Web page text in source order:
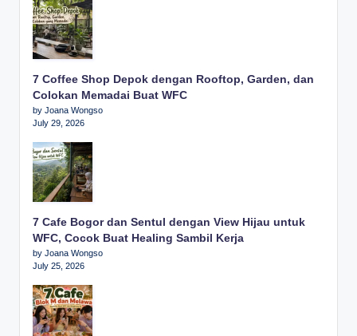
7 Coffee Shop Depok dengan Rooftop, Garden, dan
Colokan Memadai Buat WFC
by Joana Wongso
July 29, 2026
7 Cafe Bogor dan Sentul dengan View Hijau untuk
WFC, Cocok Buat Healing Sambil Kerja
by Joana Wongso
July 25, 2026